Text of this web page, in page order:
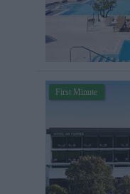
First Minute